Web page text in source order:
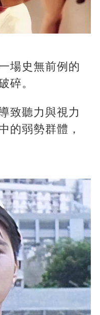
場史無前例的
碎。
致聽力與視力
的弱勢群體，